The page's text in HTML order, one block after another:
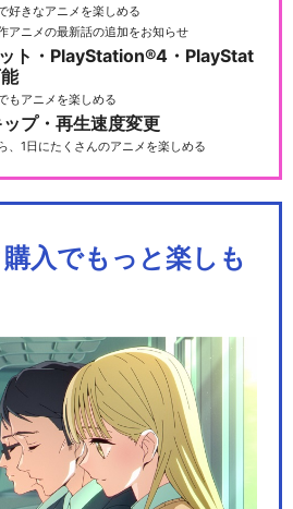
好きなアニメを楽しめる
アニメの最新話の追加をお知らせ
ト・PlayStation®4・PlayStat
もアニメを楽しめる
プ・再生速度変更
、1日にたくさんのアニメを楽しめる
入でもっと楽しも